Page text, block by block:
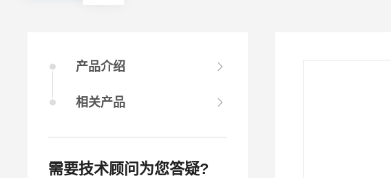
产品介绍
相关产品
需要技术顾问为您答疑?